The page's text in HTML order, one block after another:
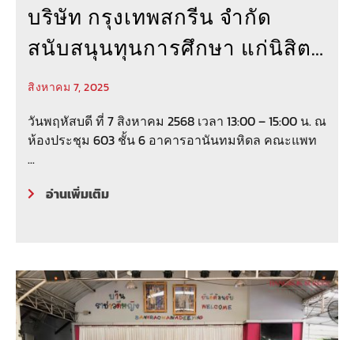
บริษัท กรุงเทพสกรีน จำกัด
สนับสนุนทุนการศึกษา แก่นิสิต
แพทย์ จุฬาลงกรณ์มหาวิทยาลัย
ปี 2568
สิงหาคม 7, 2025
วันพฤหัสบดี ที่ 7 สิงหาคม 2568 เวลา 13:00 – 15:00 น. ณ
ห้องประชุม 603 ชั้น 6 อาคารอานันทมหิดล คณะแพท
...
อ่านเพิ่มเติม